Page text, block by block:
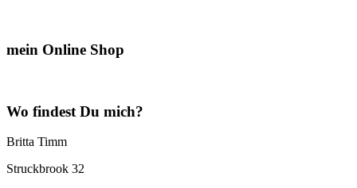
mein Online Shop
Wo findest Du mich?
Britta Timm
Struckbrook 32